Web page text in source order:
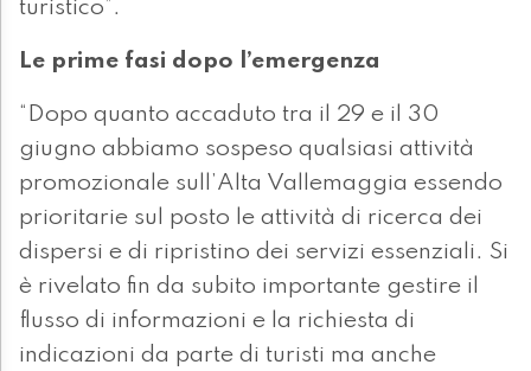
turistico”.
Le prime fasi dopo l’emergenza
“Dopo quanto accaduto tra il 29 e il 30
giugno abbiamo sospeso qualsiasi attività
promozionale sull’Alta Vallemaggia essendo
prioritarie sul posto le attività di ricerca dei
dispersi e di ripristino dei servizi essenziali. Si
è rivelato fin da subito importante gestire il
flusso di informazioni e la richiesta di
indicazioni da parte di turisti ma anche